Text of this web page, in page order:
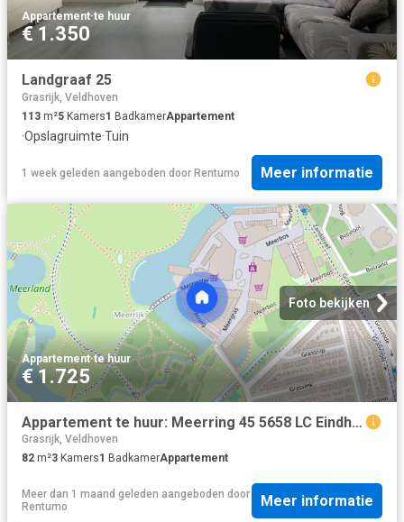
Appartement·te huur
€ 1.350
Landgraaf 25
Grasrijk, Veldhoven
113 m²5 Kamers1 BadkamerAppartement
·Opslagruimte·Tuin
1 week geleden aangeboden door Rentumo Meer informatie
Foto bekijken
Appartement·te huur
€ 1.725
Appartement te huur: Meerring 45 5658 LC Eindhoven
Grasrijk, Veldhoven
82 m²3 Kamers1 BadkamerAppartement
Meer dan 1 maand geleden aangeboden door
Rentumo
Meer informatie